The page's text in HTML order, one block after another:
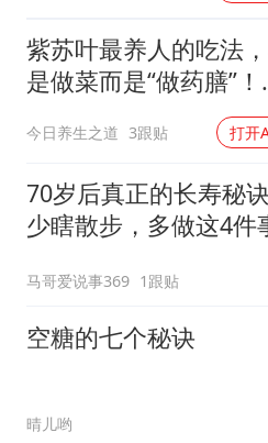
紫苏叶最养人的吃法
是做菜而是“做药膳”！
今日养生之道 3跟贴 打开
70岁后真正的长寿秘诀
少瞎散步，多做这4件
马哥爱说事369 1跟贴
空糖的七个秘诀
晴儿哟